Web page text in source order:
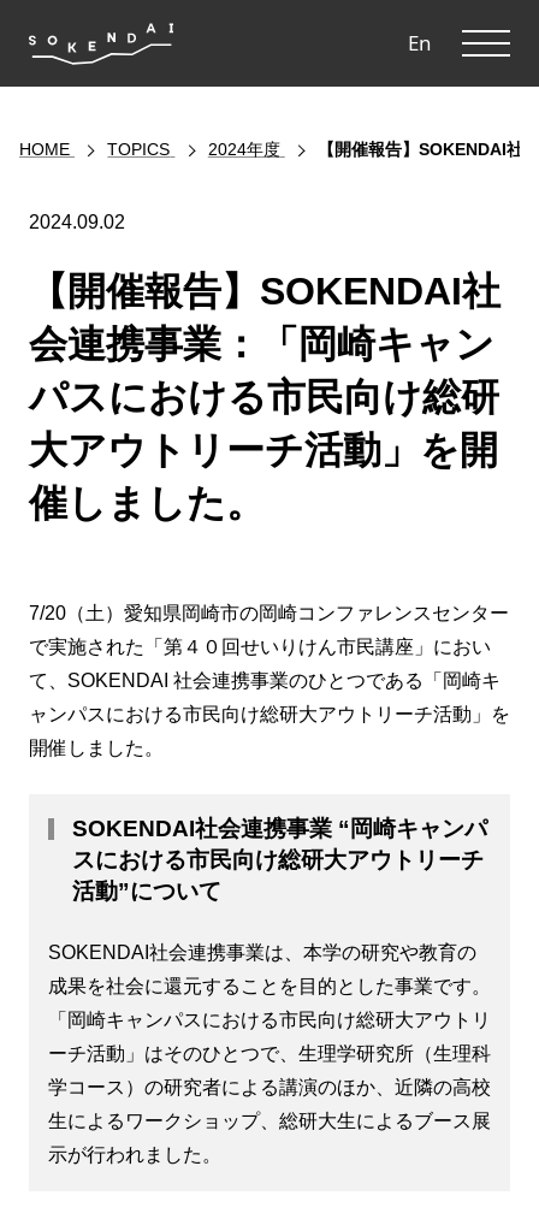
En
HOME TOPICS 2024年度 【開催報告】SOKENDAI社
2024.09.02
【開催報告】SOKENDAI社
会連携事業：「岡崎キャン
パスにおける市民向け総研
大アウトリーチ活動」を開
催しました。
7/20（土）愛知県岡崎市の岡崎コンファレンスセンター
で実施された「第４０回せいりけん市民講座」におい
て、SOKENDAI 社会連携事業のひとつである「岡崎キ
ャンパスにおける市民向け総研大アウトリーチ活動」を
開催しました。
SOKENDAI社会連携事業 “岡崎キャンパ
スにおける市民向け総研大アウトリーチ
活動”について
SOKENDAI社会連携事業は、本学の研究や教育の
成果を社会に還元することを目的とした事業です。
「岡崎キャンパスにおける市民向け総研大アウトリ
ーチ活動」はそのひとつで、生理学研究所（生理科
学コース）の研究者による講演のほか、近隣の高校
生によるワークショップ、総研大生によるブース展
示が行われました。